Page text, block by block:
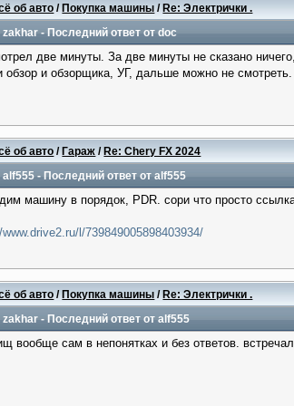
об авто /Покупка машины /Re: Электрички .
zakhar - Последний ответ от doc
две минуты. За две минуты не сказано
обзор и обзорщика, УГ, дальше можно не смотреть.
об авто /Гараж /Re: Chery FX 2024
alf555 - Последний ответ от alf555
машину в порядок, PDR. сори что просто
l/739849005898403934/
об авто /Покупка машины /Re: Электрички .
zakhar - Последний ответ от alf555
вообще сам в непонятках и без ответов.